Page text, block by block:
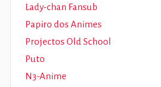
Lady-chan Fansub
Papiro dos Animes
Projectos Old School
Puto
N3-Anime